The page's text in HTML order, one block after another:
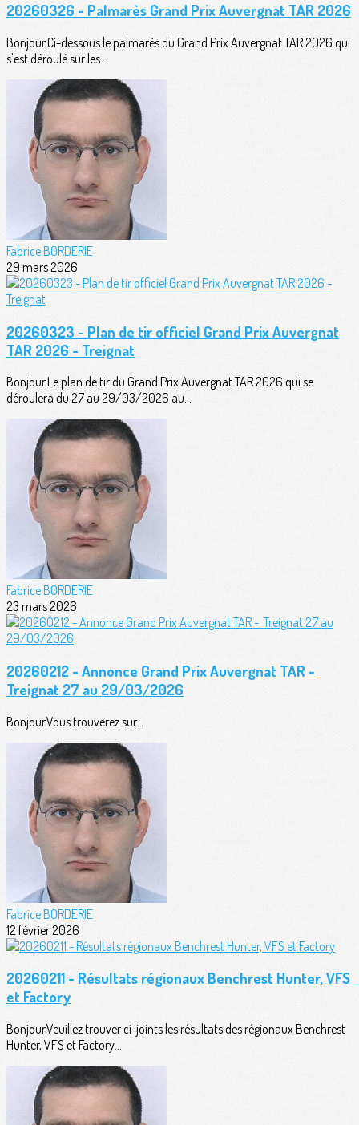
20260326 - Palmarès Grand Prix Auvergnat TAR 2026
Bonjour,Ci-dessous le palmarès du Grand Prix Auvergnat TAR 2026 qui
s'est déroulé sur les...
Fabrice BORDERIE
29 mars 2026
20260323 - Plan de tir officiel Grand Prix Auvergnat
TAR 2026 - Treignat
Bonjour,Le plan de tir du Grand Prix Auvergnat TAR 2026 qui se
déroulera du 27 au 29/03/2026 au...
Fabrice BORDERIE
23 mars 2026
20260212 - Annonce Grand Prix Auvergnat TAR -
Treignat 27 au 29/03/2026
Bonjour,Vous trouverez sur...
Fabrice BORDERIE
12 février 2026
20260211 - Résultats régionaux Benchrest Hunter, VFS
et Factory
Bonjour,Veuillez trouver ci-joints les résultats des régionaux Benchrest
Hunter, VFS et Factory...